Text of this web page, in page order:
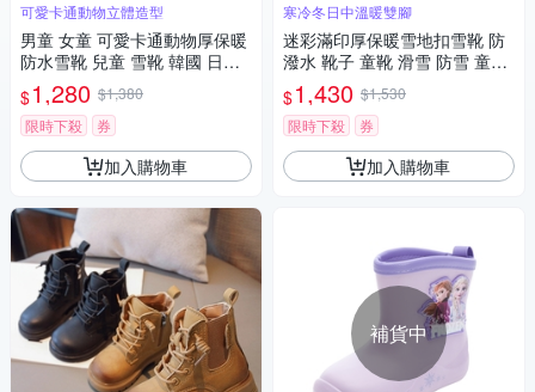
可愛卡通動物立體造型
男童 女童 可愛卡通動物厚保暖
防水雪靴 兒童 雪靴 韓國 日本
滑雪 雪鞋 鞋子 童裝 童鞋
$1,280 $1,380
限時下殺
券
加入購物車
寒冷冬日中溫暖雙腳
迷彩滿印厚保暖雪地扣雪靴 防
潑水 靴子 童靴 滑雪 防雪 童鞋
女童 男童 大童 兒童 童裝 保暖
防寒 橘魔法 現貨【BB8922】
$1,430 $1,530
限時下殺
券
加入購物車
補貨中